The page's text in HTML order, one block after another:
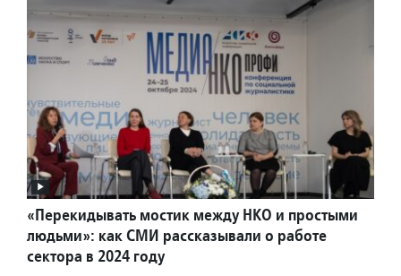
«Перекидывать мостик между НКО и простыми
людьми»: как СМИ рассказывали о работе
сектора в 2024 году